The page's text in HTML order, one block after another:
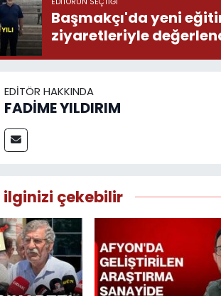
Başmakçı'da yeni
ziyaretleriyle
EDITÖR HAKKINDA
FADİME YILDIRIM
çekebilir